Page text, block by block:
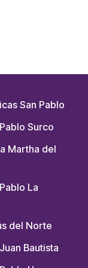
San Pablo
Surco
Martha del
La
del Norte
Bautista